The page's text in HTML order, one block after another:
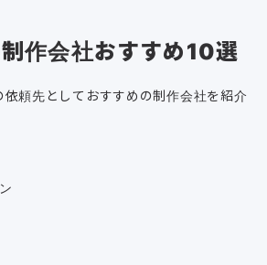
作会社おすすめ10選
依頼先としておすすめの制作会社を紹介